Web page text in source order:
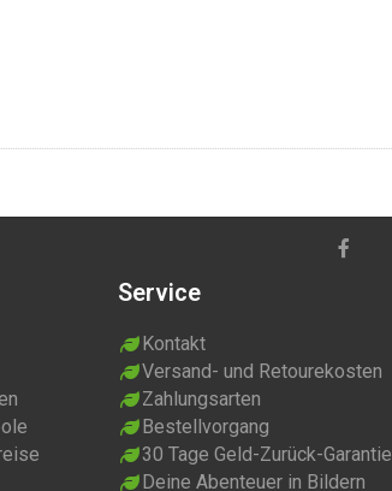
Service
Kontakt
Versand- und Retourekosten
Zahlungsarten
Bestellvorgang
30 Tage Geld-Zurück-Garantie
Deine Abenteuer in Bildern